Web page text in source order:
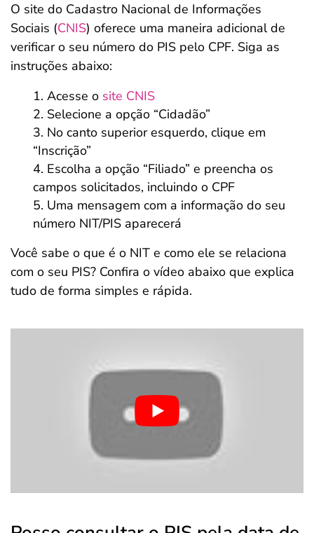
O site do Cadastro Nacional de Informações
Sociais (CNIS) oferece uma maneira adicional de
verificar o seu número do PIS pelo CPF. Siga as
instruções abaixo:
Acesse o site CNIS
Selecione a opção “Cidadão”
No canto superior esquerdo, clique em
“Inscrição”
Escolha a opção “Filiado” e preencha os
campos solicitados, incluindo o CPF
Uma mensagem com a informação do seu
número NIT/PIS aparecerá
Você sabe o que é o NIT e como ele se relaciona
com o seu PIS? Confira o vídeo abaixo que explica
tudo de forma simples e rápida.